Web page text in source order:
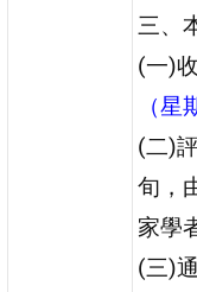
三、
(一)
（星
(二)
旬，
家學
(三)